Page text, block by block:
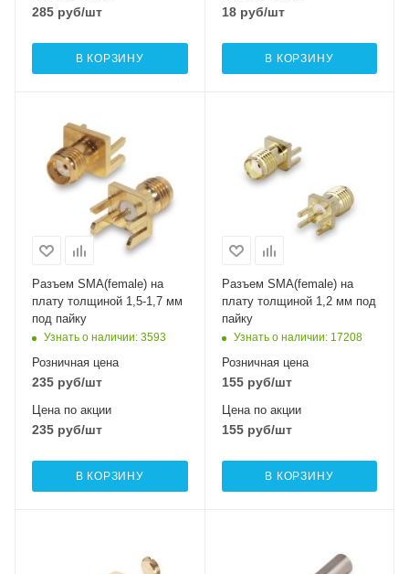
285 руб/шт
В КОРЗИНУ
18руб/шт
В КОРЗИНУ
Разъем SМА(female) на
плату толщиной 1,5-1,7 мм
под пайку
Узнать о наличии: 3593
Розничная цена
235 руб/шт
Цена по акции
235 руб/шт
В КОРЗИНУ
Разъем SMA(female) на
плату толщиной 1,2 мм под
пайку
Узнать о наличии: 17208
Розничная цена
155руб/шт
Цена по акции
155руб/шт
В КОРЗИНУ